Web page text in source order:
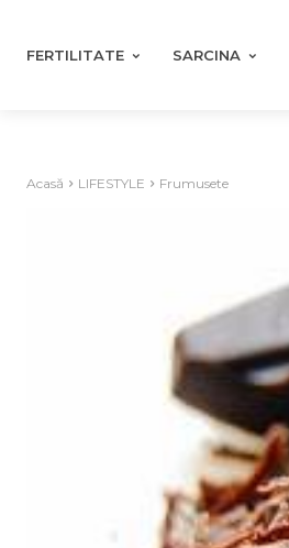
FERTILITATE SARCINA
Acasă LIFESTYLE Frumusete